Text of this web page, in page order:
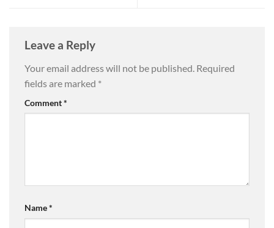
Leave a Reply
Your email address will not be published. Required
fields are marked *
Comment*
Name*